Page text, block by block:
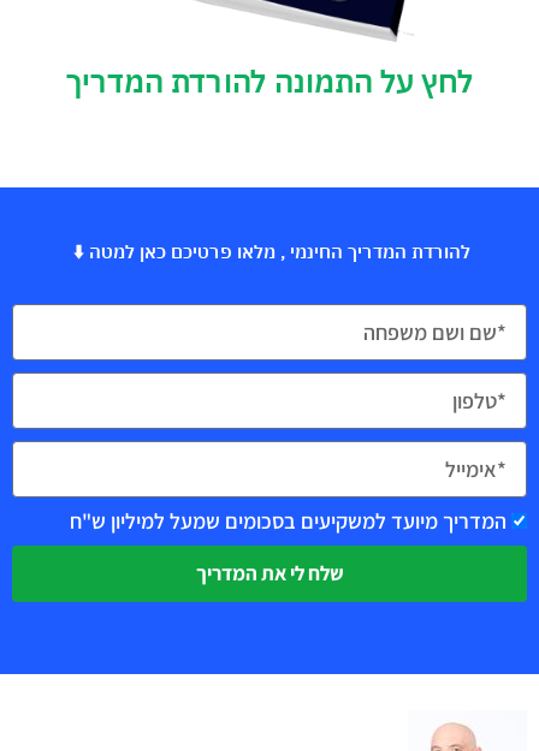
לחץ על התמונה להורדת המדריך
להורדת המדריך החינמי , מלאו פרטיכם כאן למטה ⬇️
המדריך מיועד למשקיעים בסכומים שמעל למיליון ש"ח
שלח לי את המדריך